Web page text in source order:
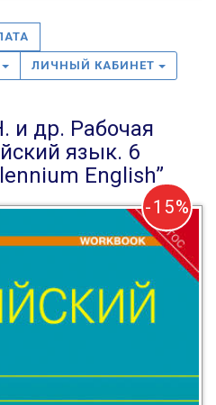
ЛИЧНЫЙ КАБИНЕТ
и др. Рабочая
язык. 6
English”
-15%